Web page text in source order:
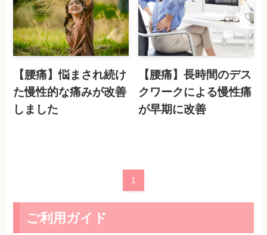
【腰痛】悩まされ続け
た慢性的な痛みが改善
しました
【腰痛】長時間のデス
クワークによる慢性痛
が早期に改善
1
ご利用ガイド